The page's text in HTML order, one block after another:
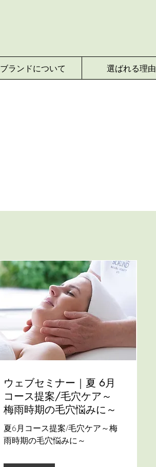
ブランドについて 選ばれる理由
ウェブセミナー｜夏 6月
コース提案/毛穴ケア～
梅雨時期の毛穴悩みに～
夏6月コース提案/毛穴ケア～梅
雨時期の毛穴悩みに～